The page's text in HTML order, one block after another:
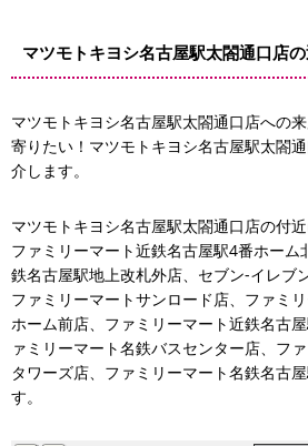
マツモトキヨシ名古屋駅太閤通口店
マツモトキヨシ名古屋駅太閤通口店への
寄りたい！マツモトキヨシ名古屋駅太閤
介します。
マツモトキヨシ名古屋駅太閤通口店の付
ファミリーマート近鉄名古屋駅4番ホーム
鉄名古屋駅地上改札外店、セブン‐イレブ
ファミリーマートサンロード店、ファミ
ホーム前店、ファミリーマート近鉄名古
ァミリーマート名鉄バスセンター店、フ
タワーズ店、ファミリーマート名鉄名古
す。